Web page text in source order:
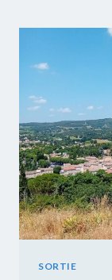
SORTIE